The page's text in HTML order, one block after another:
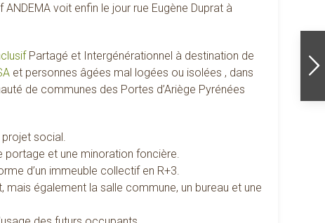
ANDEMA voit enfin le jour rue Eugène Duprat à
Partagé et Intergénérationnel à destination de
et personnes âgées mal logées ou isolées , dans
de communes des Portes d’Ariège Pyrénées
social.
portage et une minoration foncière.
d’un immeuble collectif en R+3.
également la salle commune, un bureau et une